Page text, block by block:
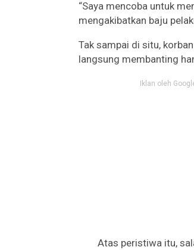
“Saya mencoba untuk
mengakibatkan baju
Tak sampai di situ,
langsung membanting
Iklan oleh
Atas peristiwa itu,